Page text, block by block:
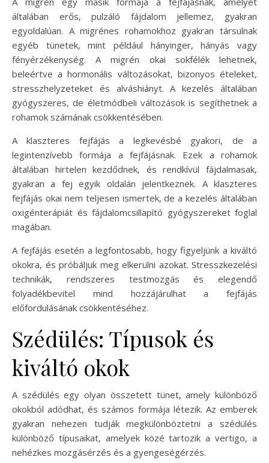
általában erős, pulzáló fájdalom jellemez, gyakran
egyoldalúan. A migrénes rohamokhoz gyakran társulnak
egyéb tünetek, mint például hányinger, hányás vagy
fényérzékenység. A migrén okai sokfélék lehetnek,
beleértve a hormonális változásokat, bizonyos ételeket,
stresszhelyzeteket és alváshiányt. A kezelés általában
gyógyszeres, de életmódbeli változások is segíthetnek a
rohamok számának csökkentésében.
A klaszteres fejfájás a legkevésbé gyakori, de a
legintenzívebb formája a fejfájásnak. Ezek a rohamok
általában hirtelen kezdődnek, és rendkívül fájdalmasak,
gyakran a fej egyik oldalán jelentkeznek. A klaszteres
fejfájás okai nem teljesen ismertek, de a kezelés általában
oxigénterápiát és fájdalomcsillapító gyógyszereket foglal
magában.
A fejfájás esetén a legfontosabb, hogy figyeljünk a kiváltó
okokra, és próbáljuk meg elkerülni azokat. Stresszkezelési
technikák, rendszeres testmozgás és elegendő
folyadékbevitel mind hozzájárulhat a fejfájás
előfordulásának csökkentéséhez.
Szédülés: Típusok és
kiváltó okok
A szédülés egy olyan összetett tünet, amely különböző
okokból adódhat, és számos formája létezik. Az emberek
gyakran nehezen tudják megkülönböztetni a szédülés
különböző típusaikat, amelyek közé tartozik a vertigo, a
nehézkes mozgásérzés és a gyengeségérzés.